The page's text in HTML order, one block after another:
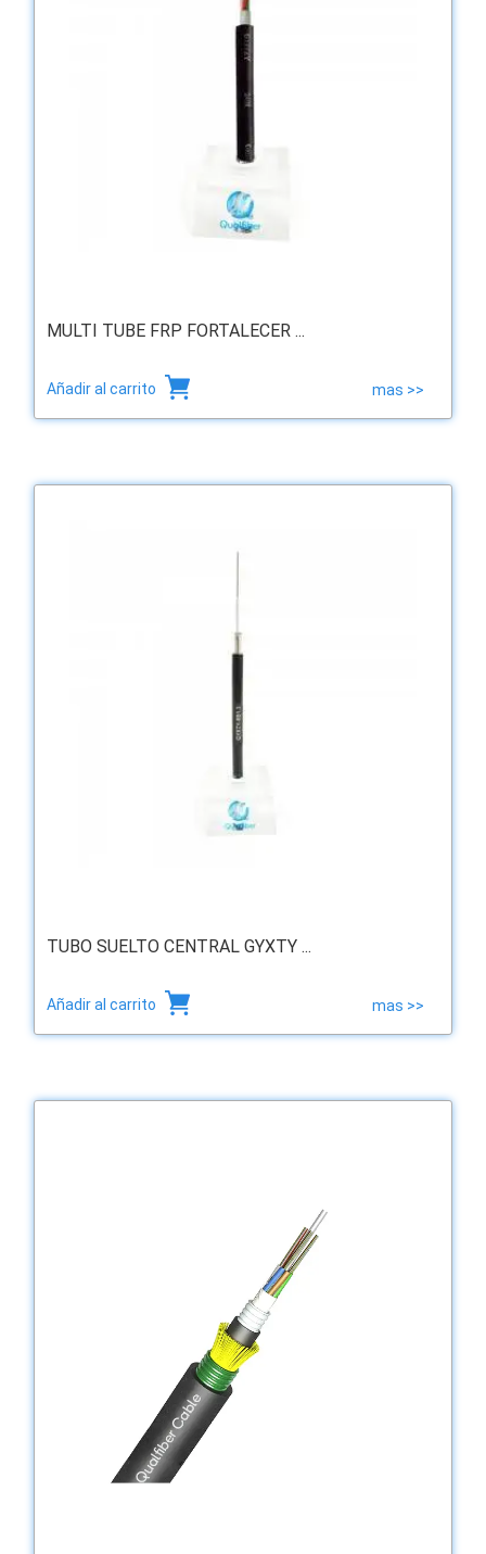
MULTI TUBE FRP FORTALECER ...
Añadir al carrito mas >>
TUBO SUELTO CENTRAL GYXTY ...
Añadir al carrito mas >>